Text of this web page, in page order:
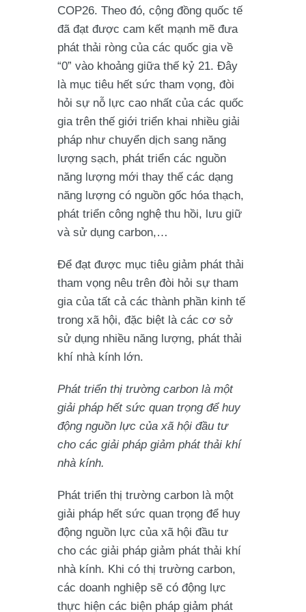
COP26. Theo đó, cộng đồng quốc tế
đã đạt được cam kết mạnh mẽ đưa
phát thải ròng của các quốc gia về
“0” vào khoảng giữa thế kỷ 21. Đây
là mục tiêu hết sức tham vọng, đòi
hỏi sự nỗ lực cao nhất của các quốc
gia trên thế giới triển khai nhiều giải
pháp như chuyển dịch sang năng
lượng sạch, phát triển các nguồn
năng lượng mới thay thế các dạng
năng lượng có nguồn gốc hóa thạch,
phát triển công nghệ thu hồi, lưu giữ
và sử dụng carbon,…
Để đạt được mục tiêu giảm phát thải
tham vọng nêu trên đòi hỏi sự tham
gia của tất cả các thành phần kinh tế
trong xã hội, đặc biệt là các cơ sở
sử dụng nhiều năng lượng, phát thải
khí nhà kính lớn.
Phát triển thị trường carbon là một
giải pháp hết sức quan trọng để huy
động nguồn lực của xã hội đầu tư
cho các giải pháp giảm phát thải khí
nhà kính.
Phát triển thị trường carbon là một
giải pháp hết sức quan trọng để huy
động nguồn lực của xã hội đầu tư
cho các giải pháp giảm phát thải khí
nhà kính. Khi có thị trường carbon,
các doanh nghiệp sẽ có động lực
thực hiện các biện pháp giảm phát